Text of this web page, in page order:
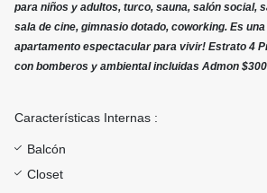
para niños y adultos, turco, sauna, salón social,
sala de cine, gimnasio dotado, coworking. Es
apartamento espectacular para vivir! Estrato 4
con bomberos y ambiental incluidas Admon
Características Internas :
Balcón
Closet